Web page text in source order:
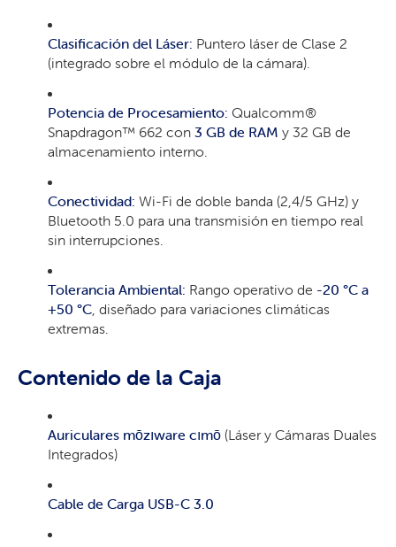
Clasificación del Láser: Puntero láser de Clase 2
(integrado sobre el módulo de la cámara).
Potencia de Procesamiento: Qualcomm®
Snapdragon™ 662 con 3 GB de RAM y 32 GB de
almacenamiento interno.
Conectividad: Wi-Fi de doble banda (2,4/5 GHz) y
Bluetooth 5.0 para una transmisión en tiempo real
sin interrupciones.
Tolerancia Ambiental: Rango operativo de -20 °C a
+50 °C , diseñado para variaciones climáticas
extremas.
Contenido de la Caja
Auriculares mōzıware cımō (Láser y Cámaras Duales
Integrados)
Cable de Carga USB-C 3.0